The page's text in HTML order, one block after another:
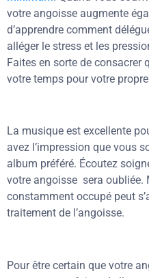
votre angoisse augmente
d’apprendre comment
alléger le stress et les
Faites en sorte de consacrer
votre temps pour votre
La musique est excellente
avez l’impression que vous
album préféré. Écoutez
votre angoisse sera oubliée.
constamment occupé peut
traitement de l’angoisse.
Pour être certain que votre